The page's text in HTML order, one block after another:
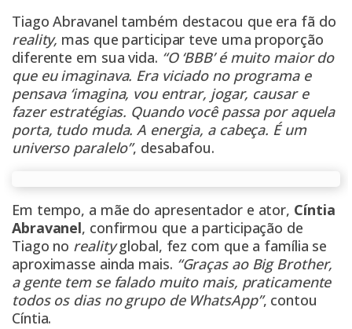
Tiago Abravanel também destacou que era fã do
reality, mas que participar teve uma proporção
diferente em sua vida. “O ‘BBB’ é muito maior do
que eu imaginava. Era viciado no programa e
pensava ‘imagina, vou entrar, jogar, causar e
fazer estratégias. Quando você passa por aquela
porta, tudo muda. A energia, a cabeça. É um
universo paralelo”, desabafou.
Em tempo, a mãe do apresentador e ator, Cíntia
Abravanel, confirmou que a participação de
Tiago no realityglobal, fez com que a família se
aproximasse ainda mais. “Graças ao Big Brother,
a gente tem se falado muito mais, praticamente
todos os dias no grupo de WhatsApp”, contou
Cíntia.